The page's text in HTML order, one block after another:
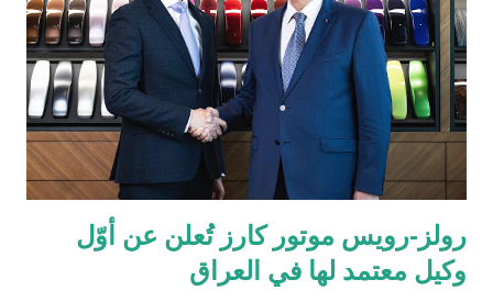
يؤكّد هذا الإنجاز دور تاب للمدفوعات في توحيد وتبسيط عمليات الدفع
الرقمي على مستوى منطقة الشرق الأوسط وشمال إفريقيا، انسجاماً
مع رؤيتها الهادفة إلى تطوير منظومة المدفوعات في المنطقة. يشهد
قطاع المدفوعات الرقمية في دولة الإمارات نمواً متسارعاً، إذ من ...
رولز-رويس موتور كارز تُعلن عن أوّل
وكيل معتمد لها في العراق